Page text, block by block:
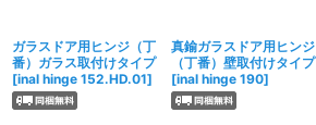
ガラスドア用ヒンジ（丁
番）ガラス取付けタイプ
[inal hinge 152.HD.01]
真鍮ガラスドア用ヒンジ
（丁番）壁取付けタイプ
[inal hinge 190]